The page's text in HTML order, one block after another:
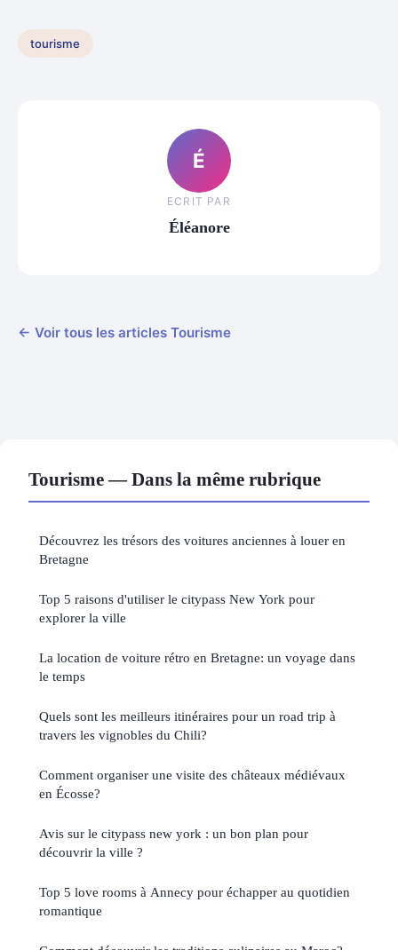
tourisme
É
ECRIT PAR
Éléanore
← Voir tous les articles Tourisme
Tourisme — Dans la même rubrique
Découvrez les trésors des voitures anciennes à louer en
Bretagne
Top 5 raisons d'utiliser le citypass New York pour
explorer la ville
La location de voiture rétro en Bretagne: un voyage dans
le temps
Quels sont les meilleurs itinéraires pour un road trip à
travers les vignobles du Chili?
Comment organiser une visite des châteaux médiévaux
en Écosse?
Avis sur le citypass new york : un bon plan pour
découvrir la ville ?
Top 5 love rooms à Annecy pour échapper au quotidien
romantique